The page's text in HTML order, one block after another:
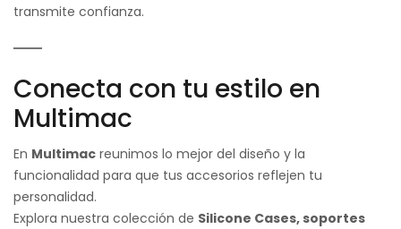
transmite confianza.
Conecta con tu estilo en
Multimac
En Multimac reunimos lo mejor del diseño y la
funcionalidad para que tus accesorios reflejen tu
personalidad.
Explora nuestra colección de Silicone Cases, soportes